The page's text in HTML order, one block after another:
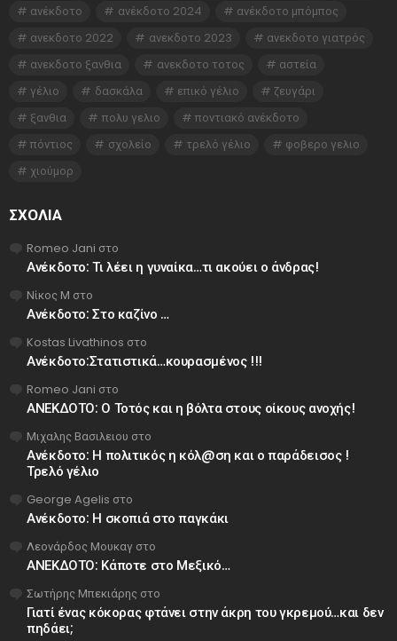
ανέκδοτο
ανέκδοτο 2024
ανέκδοτο μπόμπος
ανεκδοτο 2022
ανεκδοτο 2023
ανεκδοτο γιατρός
ανεκδοτο ξανθια
ανεκδοτο τοτος
αστεία
γέλιο
δασκάλα επικό γέλιο
ζευγάρι
ξανθια
πολυ γελιο
ποντιακό ανέκδοτο
πόντιος
σχολείο τρελό γέλιο
φοβερο γελιο
χιούμορ
ΣΧΌΛΙΑ
Romeo Jani στο
Ανέκδοτο: Τι λέει η γυναίκα…τι ακούει ο άνδρας!
Νίκος Μ στο
Ανέκδοτο: Στο καζίνο …
Kostas Livathinos στο
Ανέκδοτο:Στατιστικά…κουρασμένος !!!
Romeo Jani στο
ΑΝΕΚΔΟΤΟ: Ο Τοτός και η βόλτα στους οίκους ανοχής!
Μιχαλης Βασιλειου στο
Ανέκδοτο: Η πολιτικός η κόλ@ση και ο παράδεισος !
Τρελό γέλιο
George Agelis στο
Ανέκδοτο: Η σκοπιά στο παγκάκι
Λεονάρδος Μουκαγ στο
ΑΝΕΚΔΟΤΟ: Κάποτε στο Μεξικό…
Σωτήρης Μπεκιάρης στο
Γιατί ένας κόκορας φτάνει στην άκρη του γκρεμού…και δεν
πηδάει;